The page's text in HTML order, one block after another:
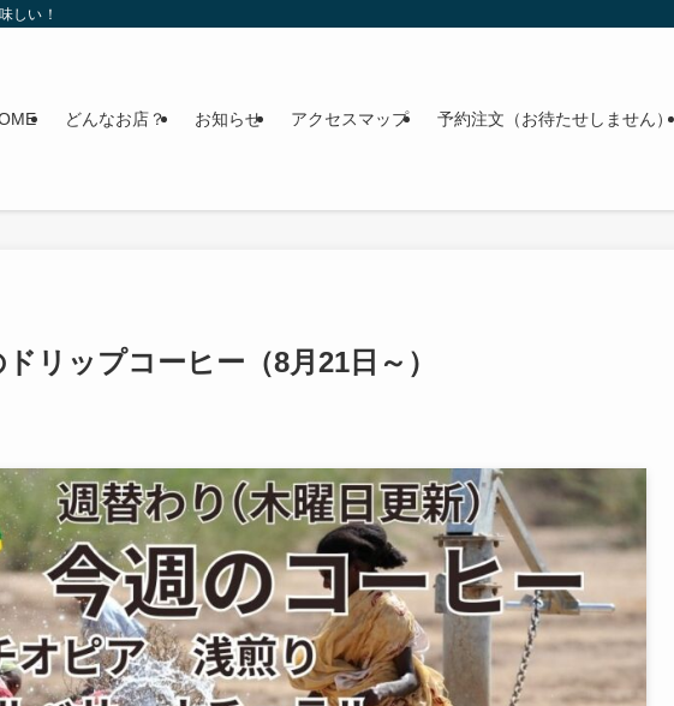
しい！
どんなお店？ お知らせ アクセスマップ 予約注文（お待たせしません）
リップコーヒー（8月21日～）